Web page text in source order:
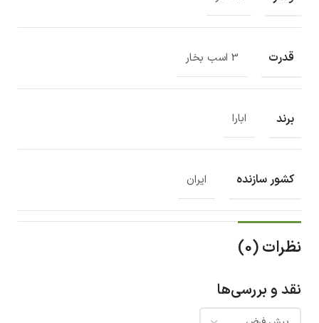
قدرت 3 اسب بخار
برند ابارا
کشور سازنده ایران
نظرات (0)
نقد و بررسی‌ها